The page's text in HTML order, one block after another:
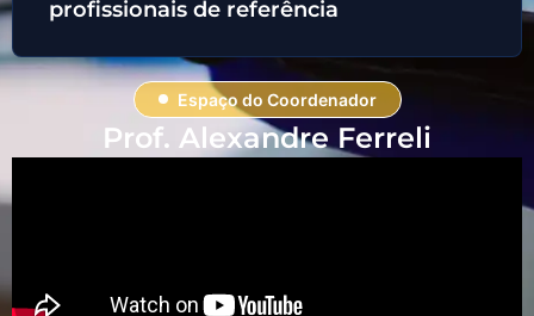
profissionais de referência
Espaço do Coordenador
Prof. Alexandre Ferreli